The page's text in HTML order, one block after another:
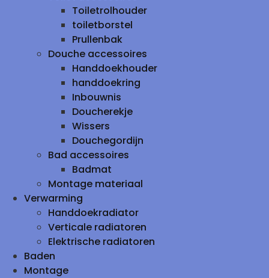
Toiletrolhouder
toiletborstel
Prullenbak
Douche accessoires
Handdoekhouder
handdoekring
Inbouwnis
Doucherekje
Wissers
Douchegordijn
Bad accessoires
Badmat
Montage materiaal
Verwarming
Handdoekradiator
Verticale radiatoren
Elektrische radiatoren
Baden
Montage